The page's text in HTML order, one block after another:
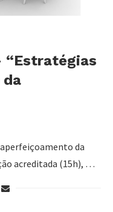
“Estratégias
da
acreditada (15h), …